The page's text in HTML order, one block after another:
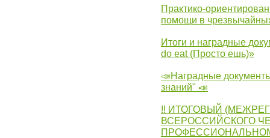
Практико-
помощи в
Итоги и наградные
do eat (Просто ешь)»
📣Наградные
знаний" 📣
‼ ИТОГОВЫЙ
ВСЕРОССИЙСКОГО